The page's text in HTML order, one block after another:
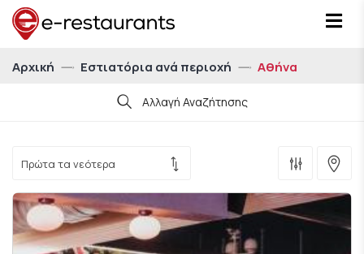
Αρχική Εστιατόρια ανά περιοχή Αθήνα
Ημ/νία
Ώρα
21:00
Αλλαγή Αναζήτησης